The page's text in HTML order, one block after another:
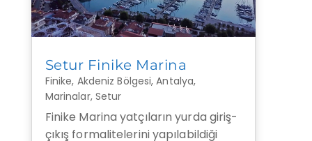
Setur Finike Marina
Finike, Akdeniz Bölgesi,Antalya,
Marinalar, Setur
Finike Marina yatçıların yurda giriş-
çıkış formalitelerini yapılabildiği